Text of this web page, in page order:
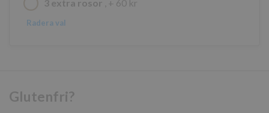
3 extra rosor , + 60 kr
Radera val
Glutenfri?